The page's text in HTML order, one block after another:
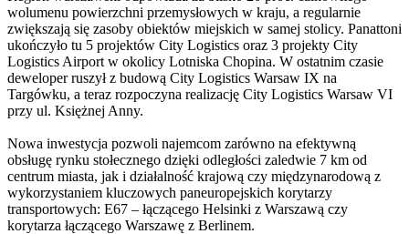
wolumenu powierzchni przemysłowych w kraju, a regularnie
zwiększają się zasoby obiektów miejskich w samej stolicy. Panattoni
ukończyło tu 5 projektów City Logistics oraz 3 projekty City
Logistics Airport w okolicy Lotniska Chopina. W ostatnim czasie
deweloper ruszył z budową City Logistics Warsaw IX na
Targówku, a teraz rozpoczyna realizację City Logistics Warsaw VI
przy ul. Księżnej Anny.
Nowa inwestycja pozwoli najemcom zarówno na efektywną
obsługę rynku stołecznego dzięki odległości zaledwie 7 km od
centrum miasta, jak i działalność krajową czy międzynarodową z
wykorzystaniem kluczowych paneuropejskich korytarzy
transportowych: E67 – łączącego Helsinki z Warszawą czy
korytarza łączącego Warszawę z Berlinem.